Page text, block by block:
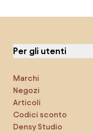
Per gli utenti
Marchi
Negozi
Articoli
Codici sconto
Densy Studio